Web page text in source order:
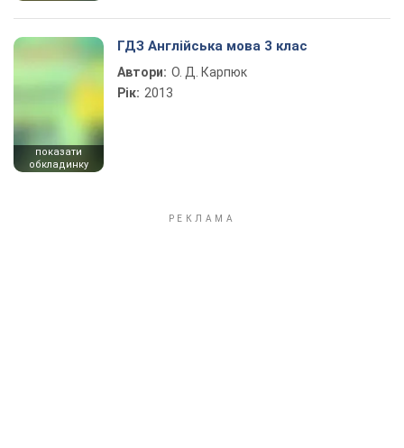
показати
обкладинку
ГДЗ Англійська мова 3 клас
Автори: О. Д. Карпюк
Рік: 2013